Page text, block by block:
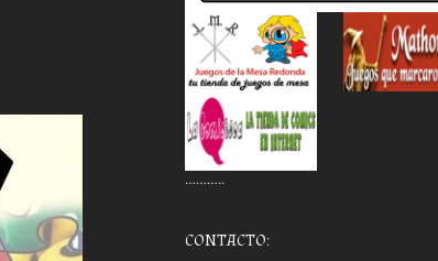
………..
CONTACTO: